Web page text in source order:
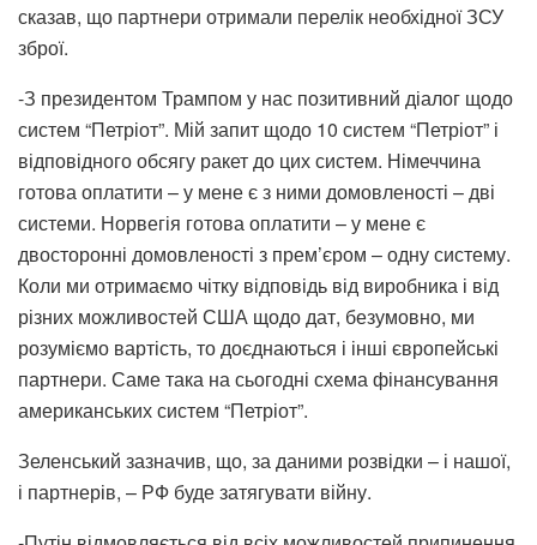
сказав, що партнери отримали перелік необхідної ЗСУ
зброї.
-З президентом Трампом у нас позитивний діалог щодо
систем “Петріот”. Мій запит щодо 10 систем “Петріот” і
відповідного обсягу ракет до цих систем. Німеччина
готова оплатити – у мене є з ними домовленості – дві
системи. Норвегія готова оплатити – у мене є
двосторонні домовленості з прем’єром – одну систему.
Коли ми отримаємо чітку відповідь від виробника і від
різних можливостей США щодо дат, безумовно, ми
розуміємо вартість, то доєднаються і інші європейські
партнери. Саме така на сьогодні схема фінансування
американських систем “Петріот”.
Зеленський зазначив, що, за даними розвідки – і нашої,
і партнерів, – РФ буде затягувати війну.